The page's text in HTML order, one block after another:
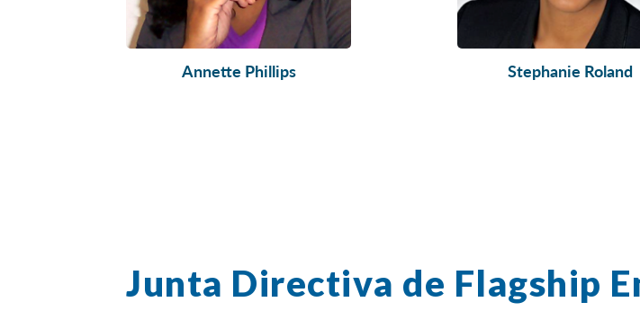
Annette Phillips Stephanie Roland
Junta Directiva de Flagship